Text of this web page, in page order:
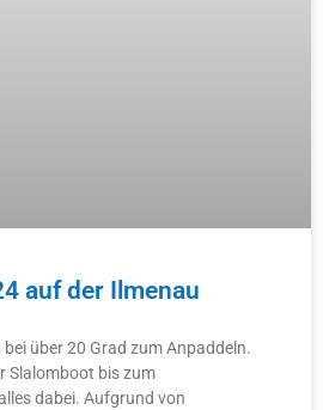
auf der Ilmenau
über 20 Grad zum Anpaddeln.
Slalomboot bis zum
dabei. Aufgrund von